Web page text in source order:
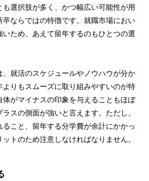
も選択肢が多く、かつ幅広い可能性が用
ならではの特徴です。就職市場におい
ため、あえて留年するのもひとつの選
就活のスケジュールやノウハウが分か
よりもスムーズに取り組みやすいのが特
がマイナスの印象を与えることもほぼ
スの側面が強いと言えます。ただし、
こと、留年する分学費が余計にかかっ
トのため注意しなければなりません。